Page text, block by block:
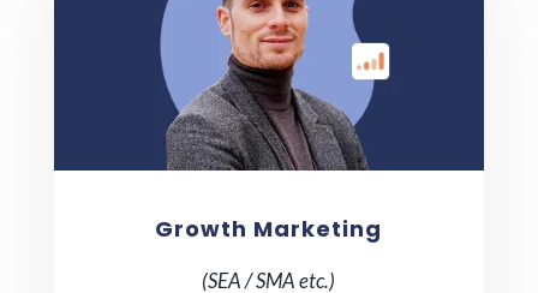
Growth Marketing
(SEA / SMA etc.)